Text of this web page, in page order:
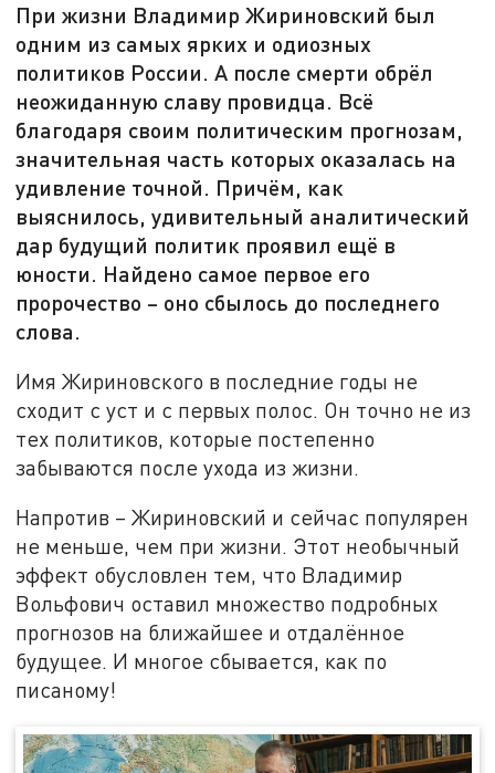
При жизни Владимир Жириновский был
одним из самых ярких и одиозных
политиков России. А после смерти обрёл
неожиданную славу провидца. Всё
благодаря своим политическим прогнозам,
значительная часть которых оказалась на
удивление точной. Причём, как
выяснилось, удивительный аналитический
дар будущий политик проявил ещё в
юности. Найдено самое первое его
пророчество – оно сбылось до последнего
слова.
Имя Жириновского в последние годы не
сходит с уст и с первых полос. Он точно не из
тех политиков, которые постепенно
забываются после ухода из жизни.
Напротив – Жириновский и сейчас популярен
не меньше, чем при жизни. Этот необычный
эффект обусловлен тем, что Владимир
Вольфович оставил множество подробных
прогнозов на ближайшее и отдалённое
будущее. И многое сбывается, как по
писаному!